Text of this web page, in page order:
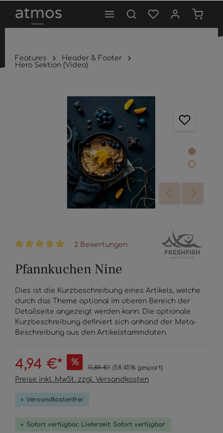
springen
Features
Header & Footer
Hero Sektion (Video)
Durchschnittliche Bewertung von 5 von 5 Sternen
2 Bewertungen
Pfannkuchen Nine
Dies ist die Kurzbeschreibung eines Artikels, welche
durch das Theme optional im oberen Bereich der
Detailseite angezeigt werden kann. Die optionale
Kurzbeschreibung definiert sich anhand der Meta-
Beschreibung aus den Artikelstammdaten.
4,94 €* %
11,89 €* (58.45% gespart)
Preise inkl. MwSt. zzgl. Versandkosten
Versandkostenfrei
Sofort verfügbar, Lieferzeit: Sofort verfügbar